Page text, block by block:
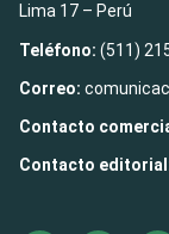
Lima 17 – Perú
Teléfono: (511)
Correo:
Contacto
Contacto